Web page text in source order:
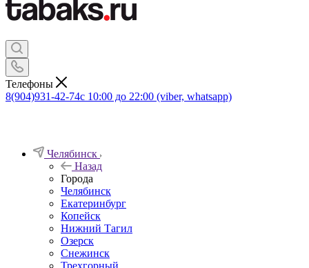
Телефоны
8(904)931-42-74с 10:00 до 22:00 (viber, whatsapp)
Челябинск
Назад
Города
Челябинск
Екатеринбург
Копейск
Нижний Тагил
Озерск
Снежинск
Трехгорный